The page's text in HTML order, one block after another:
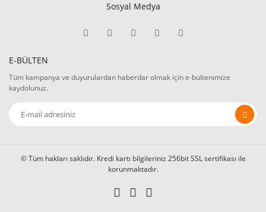
Sosyal Medya
E-BÜLTEN
Tüm kampanya ve duyurulardan haberdar olmak için e-bültenimize
kaydolunuz.
© Tüm hakları saklıdır. Kredi kartı bilgileriniz 256bit SSL sertifikası ile
korunmaktadır.